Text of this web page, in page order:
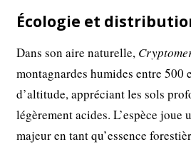
Écologie et
Dans son aire naturelle,
montagnardes humides entre 500
d’altitude, appréciant les sols
légèrement acides. L’espèce joue
majeur en tant qu’essence